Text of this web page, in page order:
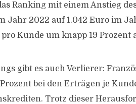
Ranking mit einem Anstieg
Jahr 2022 auf 1.042 Euro im
Kunde um knapp 19 Prozent
gibt es auch Verlierer:
Prozent bei den Erträgen je
Trotz dieser